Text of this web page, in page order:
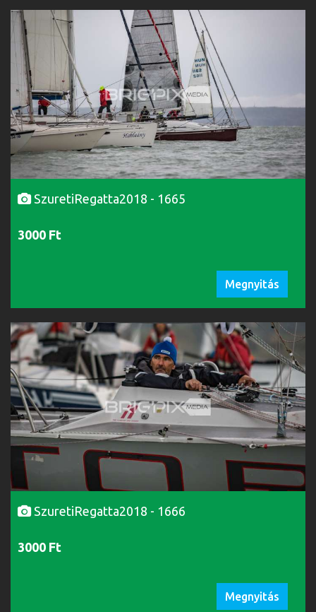
SzuretiRegatta2018 - 1665
3000 Ft
Megnyitás
SzuretiRegatta2018 - 1666
3000 Ft
Megnyitás